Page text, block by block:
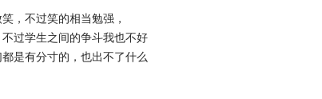
，不过笑的相当勉强，
过学生之间的争斗我也不好
是有分寸的，也出不了什么